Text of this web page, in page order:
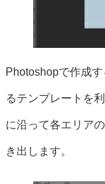
Photoshopで作成
るテンプレートを
に沿って各エリア
き出します。